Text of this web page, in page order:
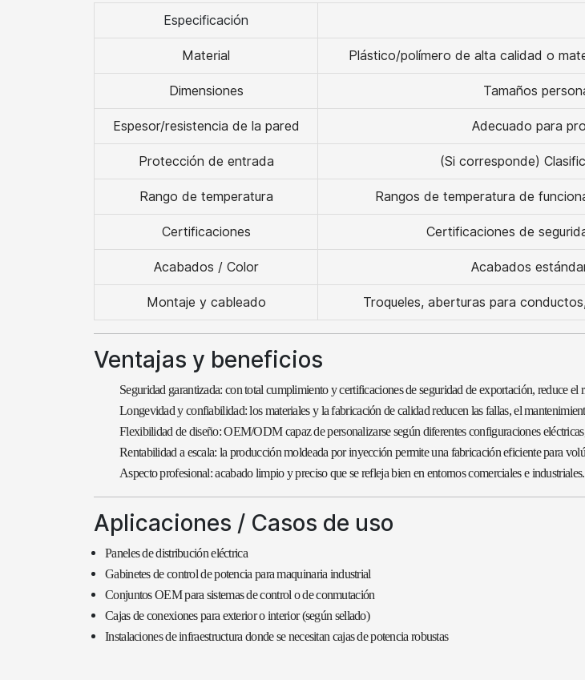
Especificación
Material
Plástico/polímero de alta calidad o
Dimensiones
Tamaños
Espesor/resistencia de la pared
Adecuado para
Protección de entrada
(Si corresponde)
Rango de temperatura
Rangos de temperatura de
Certificaciones
Certificaciones de
Acabados / Color
Acabados
Montaje y cableado
Troqueles, aberturas para
Ventajas y beneficios
Seguridad garantizada: con total cumplimiento y certificaciones de seguridad de exportación, reduce el
Longevidad y confiabilidad: los materiales y la fabricación de calidad reducen las fallas, el
Flexibilidad de diseño: OEM/ODM capaz de personalizarse según diferentes configuraciones
Rentabilidad a escala: la producción moldeada por inyección permite una fabricación eficiente para
Aspecto profesional: acabado limpio y preciso que se refleja bien en entornos comerciales e industriales.
Aplicaciones / Casos de uso
Paneles de distribución eléctrica
Gabinetes de control de potencia para maquinaria industrial
Conjuntos OEM para sistemas de control o de conmutación
Cajas de conexiones para exterior o interior (según sellado)
Instalaciones de infraestructura donde se necesitan cajas de potencia robustas